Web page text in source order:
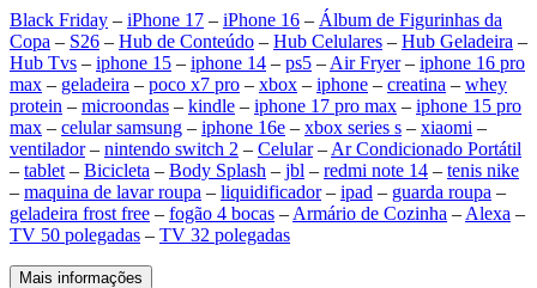
Black Friday – iPhone 17 – iPhone 16 – Álbum de Figurinhas da
Copa – S26 – Hub de Conteúdo – Hub Celulares – Hub Geladeira –
Hub Tvs – iphone 15 – iphone 14 – ps5 – Air Fryer– iphone 16 pro
max – geladeira – poco x7 pro – xbox – iphone – creatina – whey
protein – microondas – kindle – iphone 17 pro max – iphone 15 pro
max – celular samsung – iphone 16e – xbox series s – xiaomi –
ventilador– nintendo switch 2 – Celular– Ar Condicionado Portátil
– tablet – Bicicleta – Body Splash – jbl – redmi note 14 – tenis nike
– maquina de lavar roupa – liquidificador– ipad – guarda roupa –
geladeira frost free – fogão 4 bocas – Armário de Cozinha – Alexa –
TV 50 polegadas – TV 32 polegadas
Mais informações